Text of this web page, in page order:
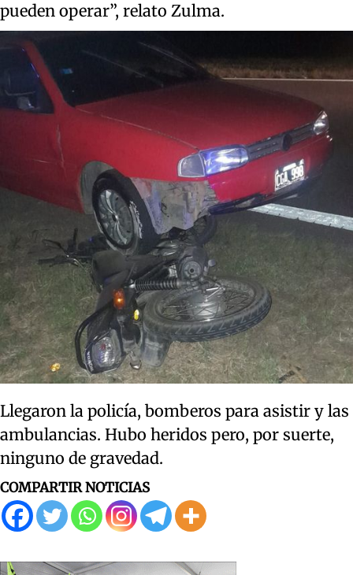
pueden operar”, relato Zulma.
Llegaron la policía, bomberos para asistir y las
ambulancias. Hubo heridos pero, por suerte,
ninguno de gravedad.
COMPARTIR NOTICIAS